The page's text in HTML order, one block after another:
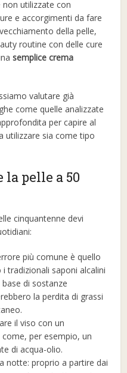
utilizzate con
e accorgimenti da fare
della pelle,
routine con delle cure
semplice crema
valutare già
come quelle analizzate
per capire al
utilizzare sia come tipo
la pelle a 50
cinquantenne devi
più comune è quello
tradizionali saponi alcalini
di sostanze
la perdita di grassi
il viso con un
per esempio, un
di acqua-olio.
notte: proprio a partire dai